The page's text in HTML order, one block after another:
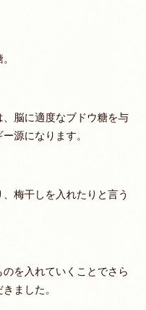
脳に適度なブドウ糖を与
源になります。
梅干しを入れたりと言う
を入れていくことでさら
ました。